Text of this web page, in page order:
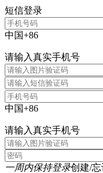
短信登录
中国+86
请输入真实手机号
中国+86
请输入真实手机号
一周内保持登录创建/